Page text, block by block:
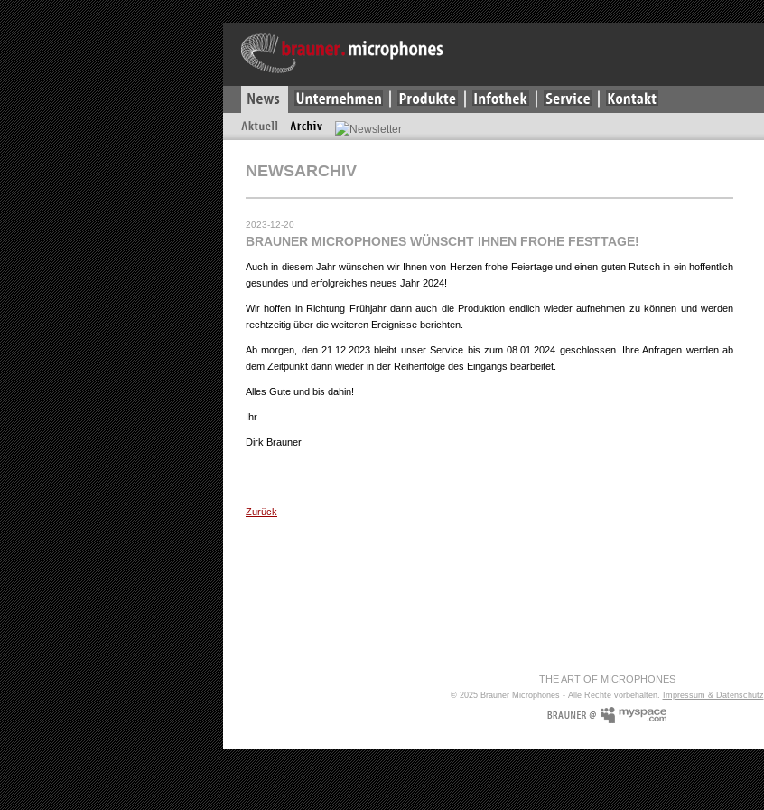
NEWSARCHIV
2023-12-20
BRAUNER MICROPHONES WÜNSCHT IHNEN FROHE FESTTAGE!
Auch in diesem Jahr wünschen wir Ihnen von Herzen frohe Feiertage und einen guten Rutsch in ein hoffentlich
gesundes und erfolgreiches neues Jahr 2024!
Wir hoffen in Richtung Frühjahr dann auch die Produktion endlich wieder aufnehmen zu können und werden
rechtzeitig über die weiteren Ereignisse berichten.
Ab morgen, den 21.12.2023 bleibt unser Service bis zum 08.01.2024 geschlossen. Ihre Anfragen werden ab
dem Zeitpunkt dann wieder in der Reihenfolge des Eingangs bearbeitet.
Alles Gute und bis dahin!
Ihr
Dirk Brauner
Zurück
THE ART OF MICROPHONES
© 2025 Brauner Microphones - Alle Rechte vorbehalten. Impressum & Datenschutz